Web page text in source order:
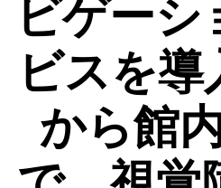
ビゲー
ビスを
から館